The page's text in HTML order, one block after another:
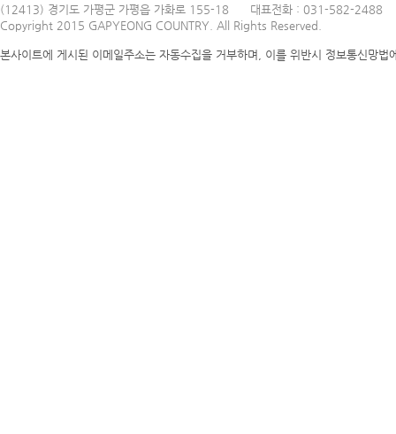
(12413) 경기도 가평군 가평읍 가화로 155-18
대표전화 : 031-582-2488
Copyright 2015 GAPYEONG COUNTRY. All Rights Reserved.
본사이트에 게시된 이메일주소는 자동수집을 거부하며, 이를 위반시 정보통신망법